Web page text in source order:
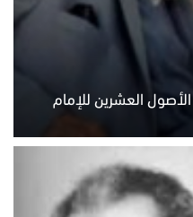
العشرين للإمام